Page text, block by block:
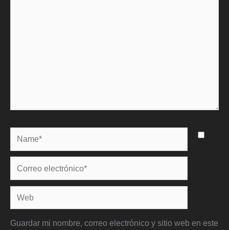
Name*
Correo
electrónico*
Web
Guardar mi nombre, correo electrónico y sitio web en este